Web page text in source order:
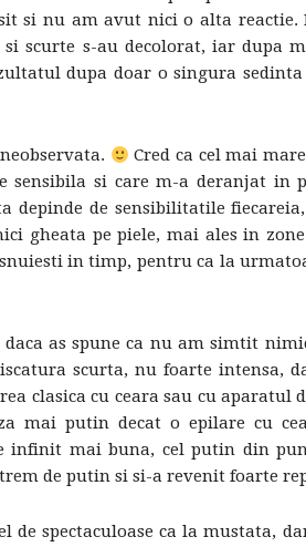
si nu am avut nici o alta reactie.
scurte s-au decolorat, iar dupa
dupa doar o singura
Cred ca cel mai
sensibila si care m-a deranjat in
depinde de sensibilitatile
gheata pe piele, mai ales in zone
in timp, pentru ca la
as spune ca nu am simtit
scurta, nu foarte intensa,
clasica cu ceara sau cu aparatul
mai putin decat o epilare cu
infinit mai buna, cel putin din
de putin si si-a revenit foarte
de spectaculoase ca la mustata,